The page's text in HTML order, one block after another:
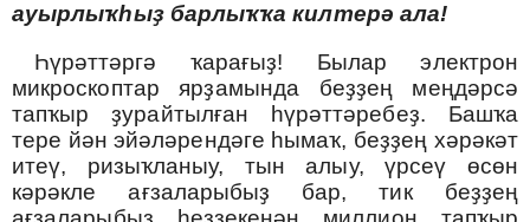
ауырлыҡһыҙ барлыҡҡа килтерә ала!
Һүрәттәргә ҡарағыҙ! Былар электрон
микроскоптар ярҙамында беҙҙең меңдәрсә
тапҡыр ҙурайтылған һүрәттәребеҙ. Башҡа
тере йән эйәләрендәге һымаҡ, беҙҙең хәрәкәт
итеү, ризыҡланыу, тын алыу, үрсеү өсөн
кәрәкле ағзаларыбыҙ бар, тик беҙҙең